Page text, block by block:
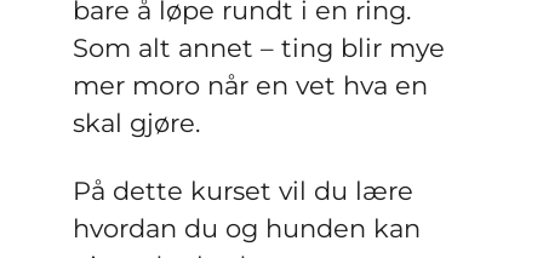
bare å løpe rundt i en ring.
Som alt annet – ting blir mye
mer moro når en vet hva en
skal gjøre.
På dette kurset vil du lære
hvordan du og hunden kan